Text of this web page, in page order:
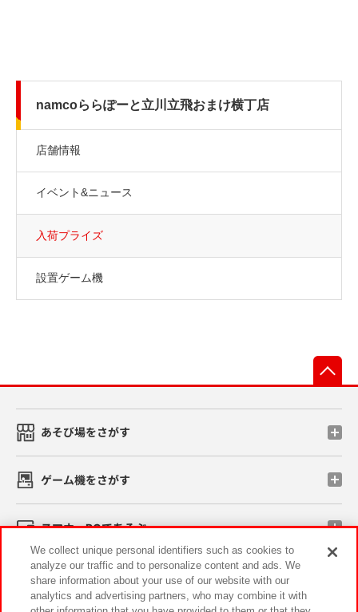
namcoららぽーと立川立飛おまけ横丁店
店舗情報
イベント&ニュース
入荷プライズ
設置ゲーム機
あそび場をさがす
ゲーム機をさがす
スマホ・PCであそぶ
イベント・キャンペーン
We collect unique personal identifiers such as cookies to
analyze our traffic and to personalize content and ads. We
share information about your use of our website with our
analytics and advertising partners, who may combine it with